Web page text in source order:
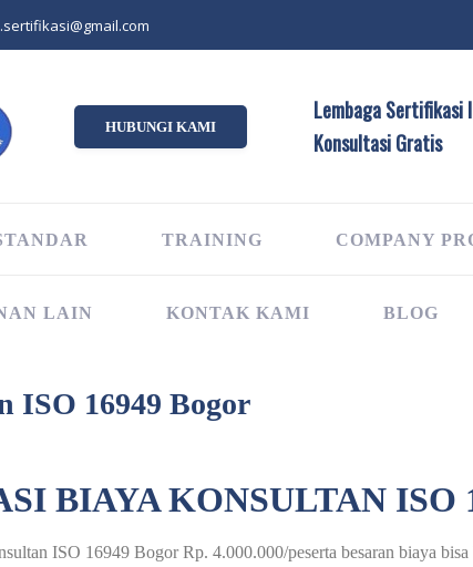
HUBUNGI KAMI
Lembaga Sertifikasi
Konsultasi Gratis
TRAINING COMPANY
LAIN KONTAK KAMI BLOG
ISO 16949 Bogor
BIAYA KONSULTAN ISO
ISO 16949 Bogor Rp. 4.000.000/peserta besaran biaya